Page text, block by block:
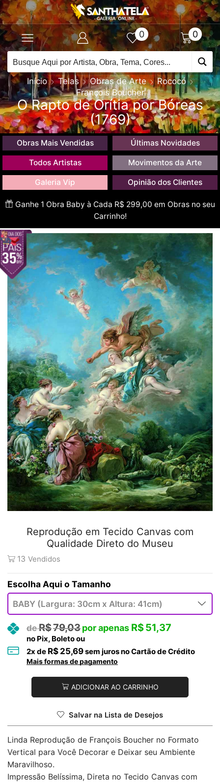
0 0
Início Telas Obras de Arte
Rococó
François Boucher
O Rapto de Orítia por Bóreas
(1769)
Obras Mais Vendidas Últimas Novidades
Todos Artistas Movimentos da Arte
Galeria Vip Opinião dos Clientes
Ganhe 1 Obra Baby à Cada R$ 299,00 em Obras no seu
Carrinho!
Reprodução em Tecido Canvas com
Qualidade Direto do Museu
13 Vendidos
Tamanho
R$79,03 R$51,37
no Pix, Boleto ou
2x de R$ 25,69sem juros no Cartão de Crédito
Mais formas de pagamento
ADICIONAR AO CARRINHO
Salvar na Lista de Desejos
Linda Reprodução de François Boucher no Formato
Vertical para Você Decorar e Deixar seu Ambiente
Maravilhoso.
Impressão Belíssima, Direta no Tecido Canvas com